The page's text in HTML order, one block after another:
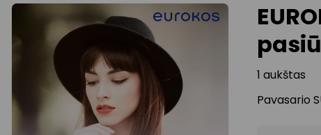
1 aukštas
Pavasario